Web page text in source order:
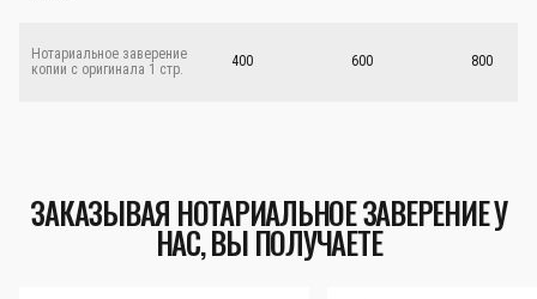
Нотариальное заверение
копии с оригинала 1 стр.
400 600 800
ЗАКАЗЫВАЯ НОТАРИАЛЬНОЕ ЗАВЕРЕНИЕ У
НАС, ВЫ ПОЛУЧАЕТЕ